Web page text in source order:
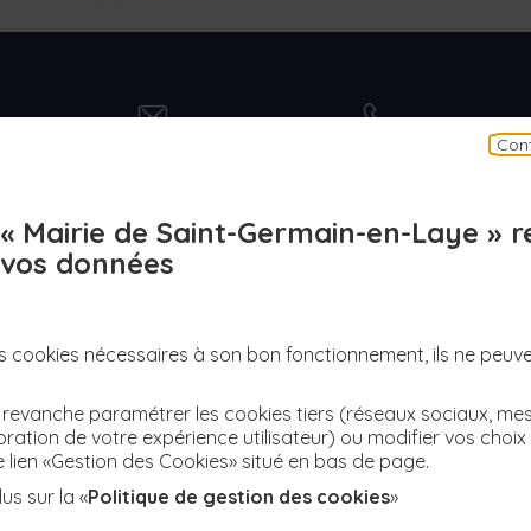
« Mairie de Saint-Germain-en-Laye »
vos données
cookies nécessaires à son bon fonctionnement, ils ne
paramétrer les cookies tiers (réseaux sociaux,
de votre expérience utilisateur) ou modifier vos
lien «Gestion des Cookies» situé en bas de page.
sur la «Politique de gestion des cookies»
contact numero
facebookFacebooktwitterTwitter instagramInstagramyoutubeYouTube